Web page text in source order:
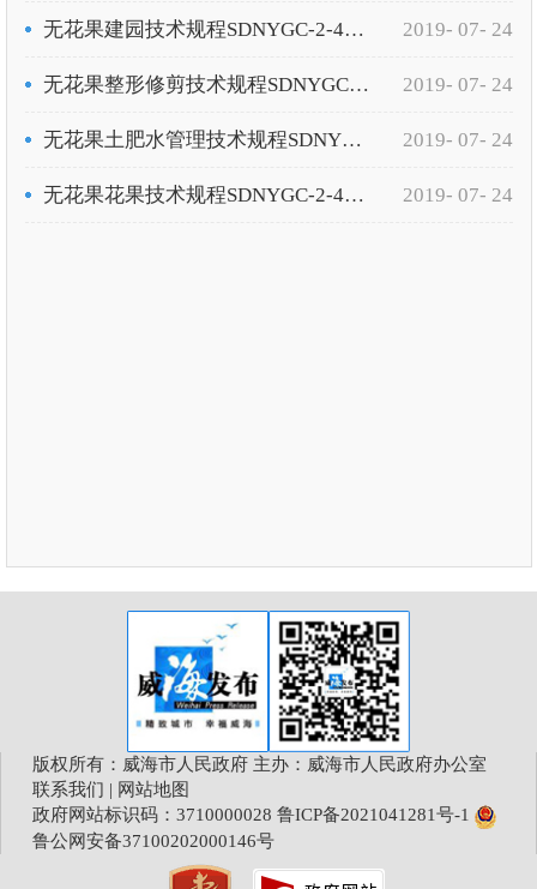
无花果建园技术规程SDNYGC-2-4073-2018 2019- 07- 24
无花果整形修剪技术规程SDNYGC-2-4074-2018 2019- 07- 24
无花果土肥水管理技术规程SDNYGC-2-4075-2018 2019- 07- 24
无花果花果技术规程SDNYGC-2-4076-2018 2019- 07- 24
版权所有：威海市人民政府 主办：威海市人民政府办公室
联系我们 | 网站地图
政府网站标识码：3710000028 鲁ICP备2021041281号-1
鲁公网安备37100202000146号